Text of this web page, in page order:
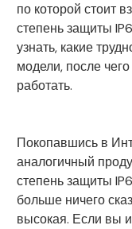
по которой стоит
степень защиты
узнать, какие
модели, после
работать.
Покопавшись в
аналогичный
степень защиты
больше ничего
высокая. Если вы